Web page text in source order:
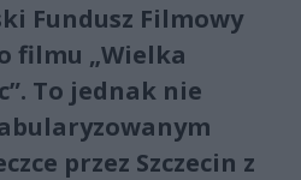
Fundusz Filmowy
filmu „Wielka
To jednak nie
przez Szczecin z